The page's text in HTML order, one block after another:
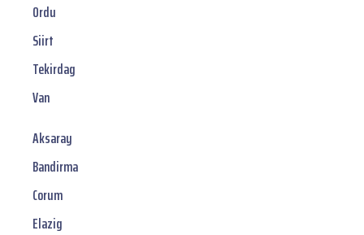
Ordu
Siirt
Tekirdag
Van
Aksaray
Bandirma
Corum
Elazig